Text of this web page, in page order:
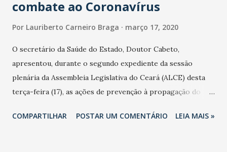
combate ao Coronavírus
Por Lauriberto Carneiro Braga março 17, 2020
O secretário da Saúde do Estado, Doutor Cabeto,
apresentou, durante o segundo expediente da sessão
plenária da Assembleia Legislativa do Ceará (ALCE) desta
terça-feira (17), as ações de prevenção à propagação do
adotadas pelo Governo do Estado na contenção da
COMPARTILHAR POSTAR UM COMENTÁRIO LEIA MAIS »